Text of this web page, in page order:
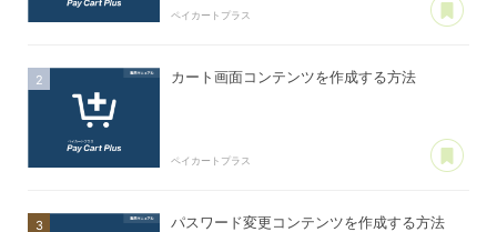
ペイカートプラス
カート画面コンテンツを作成する方法
ペイカートプラス
パスワード変更コンテンツを作成する方法